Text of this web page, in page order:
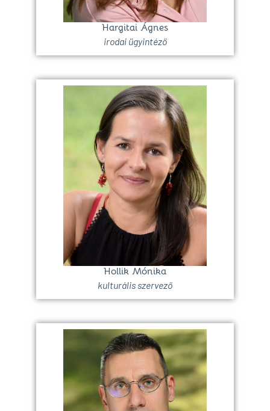
Hargitai Ágnes
irodai ügyintéző
Hollik Mónika
kulturális szervező